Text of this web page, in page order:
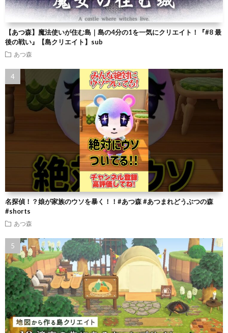
【あつ森】魔法使いが住む島｜島の4分の1を一気にクリエイト！『#8 最
後の戦い』【島クリエイト】sub
あつ森
名探偵！？娘が家族のウソを暴く！！#あつ森 #あつまれどうぶつの森
#shorts
あつ森